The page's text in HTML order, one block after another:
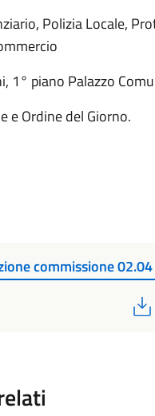
Polizia Locale,
1° piano Palazzo
e Ordine del Giorno.
commissione